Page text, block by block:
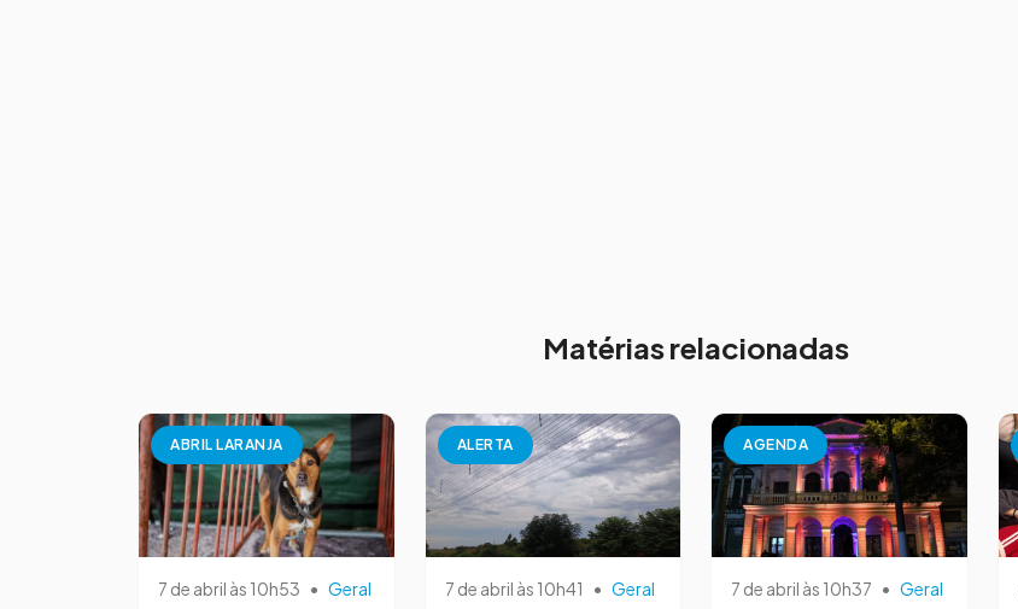
Matérias relacionadas
ABRIL LARANJA
7 de abril às 10h53 • Geral
ALERTA
7 de abril às 10h41 • Geral
AGENDA
7 de abril às 10h37 • Geral